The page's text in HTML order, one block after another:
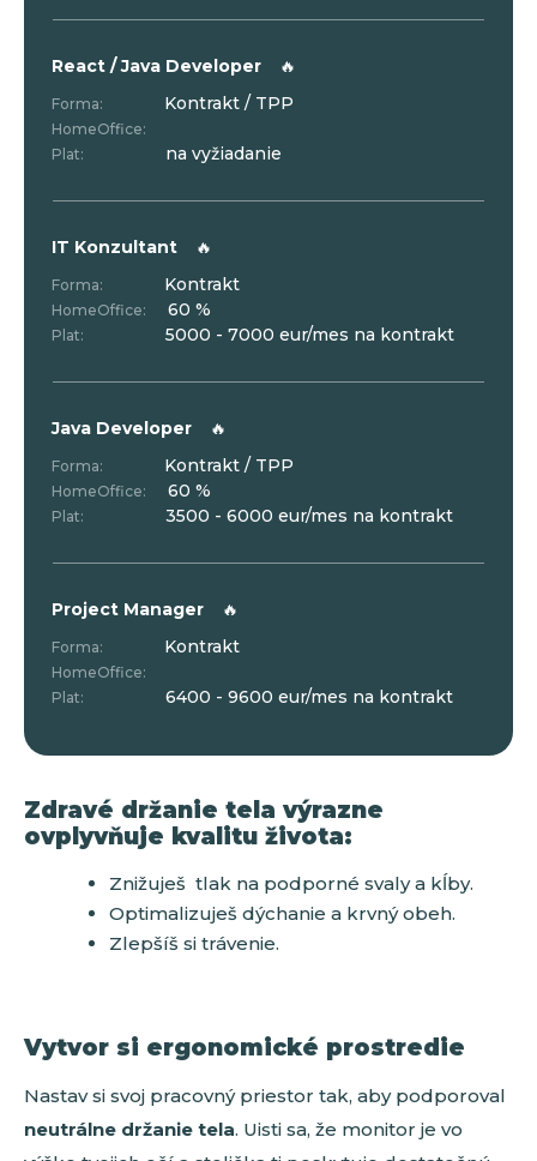
React / Java Developer 🔥
Forma: Kontrakt / TPP
HomeOffice:
Plat:
na vyžiadanie
IT Konzultant 🔥
Forma: Kontrakt
HomeOffice: 60 %
Plat: 5000 - 7000 eur/mes na kontrakt
Java Developer 🔥
Forma: Kontrakt / TPP
HomeOffice: 60 %
Plat: 3500 - 6000 eur/mes na kontrakt
Project Manager 🔥
Forma: Kontrakt
HomeOffice:
Plat:
6400 - 9600 eur/mes na kontrakt
Zdravé držanie tela výrazne
ovplyvňuje kvalitu života:
Znižuješ tlak na podporné svaly a kĺby.
Optimalizuješ dýchanie a krvný obeh.
Zlepšíš si trávenie.
Vytvor si ergonomické prostredie
Nastav si svoj pracovný priestor tak, aby podporoval
neutrálne držanie tela. Uisti sa, že monitor je vo